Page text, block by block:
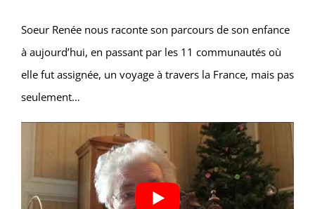
Soeur Renée nous raconte son parcours de son enfance
à aujourd’hui, en passant par les 11 communautés où
elle fut assignée, un voyage à travers la France, mais pas
seulement…